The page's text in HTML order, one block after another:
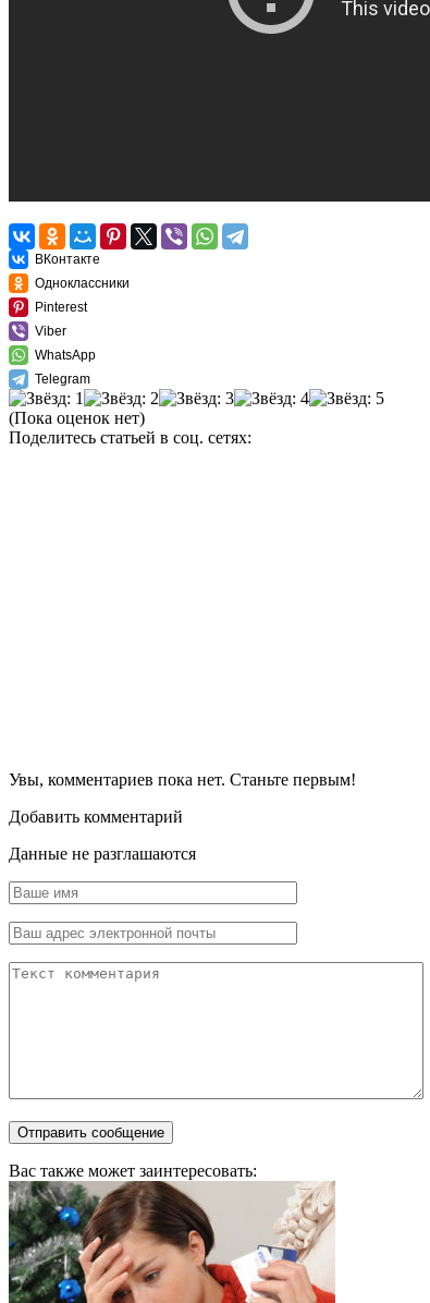
ВКонтакте
Одноклассники
Pinterest
Viber
WhatsApp
Telegram
(Пока оценок нет)
Поделитесь статьей в соц. сетях:
Увы, комментариев пока нет. Станьте первым!
Добавить комментарий
Данные не разглашаются
Вас также может заинтересовать: